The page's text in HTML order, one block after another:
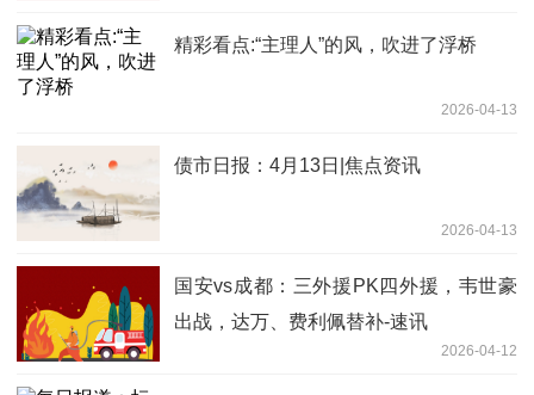
精彩看点:“主理人”的风，吹进了浮桥
2026-04-13
债市日报：4月13日|焦点资讯
2026-04-13
国安vs成都：三外援PK四外援，韦世豪
出战，达万、费利佩替补-速讯
2026-04-12